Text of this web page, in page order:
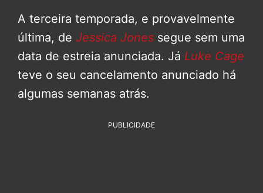
A terceira temporada, e provavelmente
última, de Jessica Jones segue sem uma
data de estreia anunciada. Já Luke Cage
teve o seu cancelamento anunciado há
algumas semanas atrás.
PUBLICIDADE